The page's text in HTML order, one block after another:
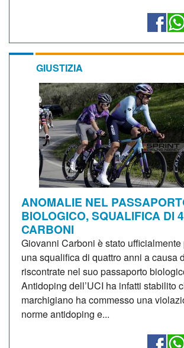
GIUSTIZIA
ANOMALIE NEL
BIOLOGICO, SQUALIFICA DI
CARBONI
Giovanni Carboni è stato ufficialmente
una squalifica di quattro anni a causa
riscontrate nel suo passaporto
Antidoping dell’UCI ha infatti stabilito
marchigiano ha commesso una
norme antidoping e...